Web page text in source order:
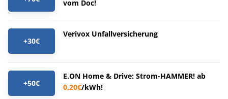
vom Doc!
+30€
Verivox Unfallversicherung
+50€
E.ON Home & Drive: Strom-HAMMER! ab
0,20€/kWh!